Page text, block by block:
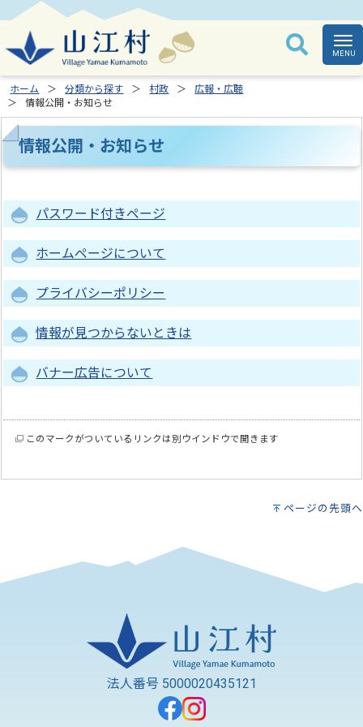
ホーム 分類から探す 村政
広報・広聴
情報公開・お知らせ
情報公開・お知らせ
パスワード付きページ
ホームページについて
プライバシーポリシー
情報が見つからないときは
バナー広告について
このマークがついているリンクは別ウインドウで開きます
ページの先頭へ
法人番号 5000020435121